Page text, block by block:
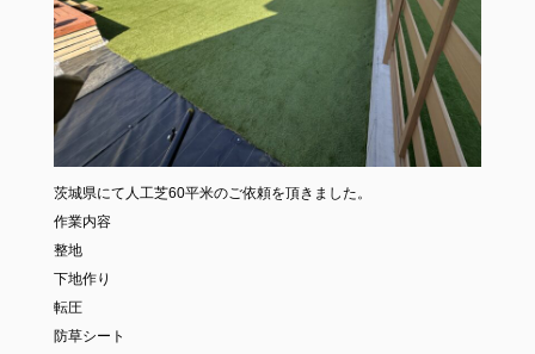
茨城県にて人工芝60平米のご依頼を頂きました。
作業内容
整地
下地作り
転圧
防草シート